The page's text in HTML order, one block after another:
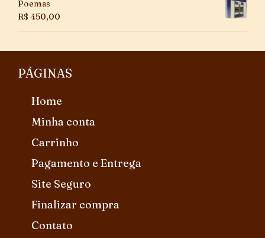
Poemas
R$ 450,00
PÁGINAS
Home
Minha conta
Carrinho
Pagamento e Entrega
Site Seguro
Finalizar compra
Contato